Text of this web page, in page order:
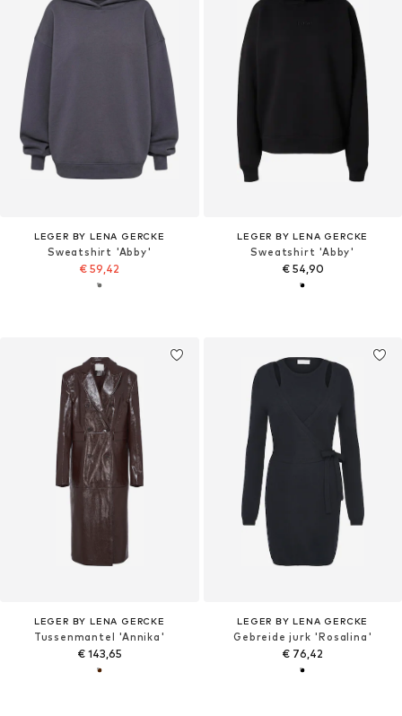
LEGER BY LENA GERCKE
Sweatshirt 'Abby'
€ 59,42
LEGER BY LENA GERCKE
Sweatshirt 'Abby'
€ 54,90
LEGER BY LENA GERCKE
Tussenmantel 'Annika'
€ 143,65
LEGER BY LENA GERCKE
Gebreide jurk 'Rosalina'
€ 76,42